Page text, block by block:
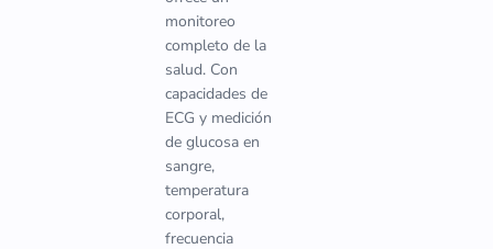
monitoreo
completo de la
salud. Con
capacidades de
ECG y medición
de glucosa en
sangre,
temperatura
corporal,
frecuencia